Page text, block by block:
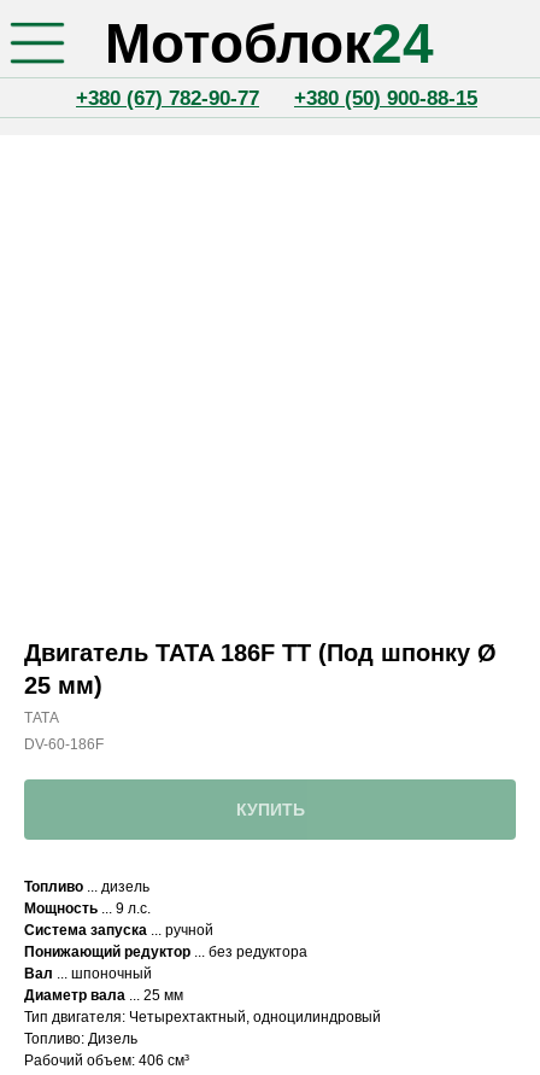
Мотоблок24
Двигатель TATA 186F TT (Под шпонку Ø
25 мм)
ТАТА
DV-60-186F
КУПИТЬ
Топливо ... дизель
Мощность ... 9 л.с.
Система запуска ... ручной
Понижающий редуктор ... без редуктора
Вал ... шпоночный
Диаметр вала ... 25 мм
Тип двигателя: Четырехтактный, одноцилиндровый
Топливо: Дизель
Рабочий объем: 406 см³